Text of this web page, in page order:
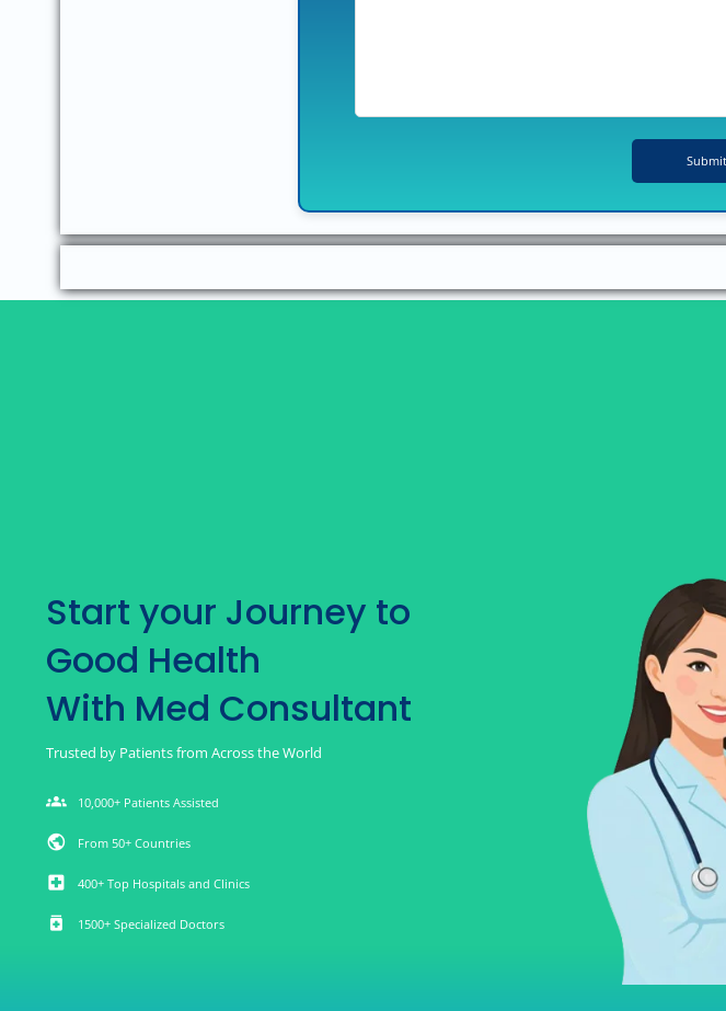
Start your Journey to
Good Health
With Med Consultant
Trusted by Patients from Across the World
groups 10,000+ Patients Assisted
public From 50+ Countries
local_hospital 400+ Top Hospitals and Clinics
medication 1500+ Specialized Doctors